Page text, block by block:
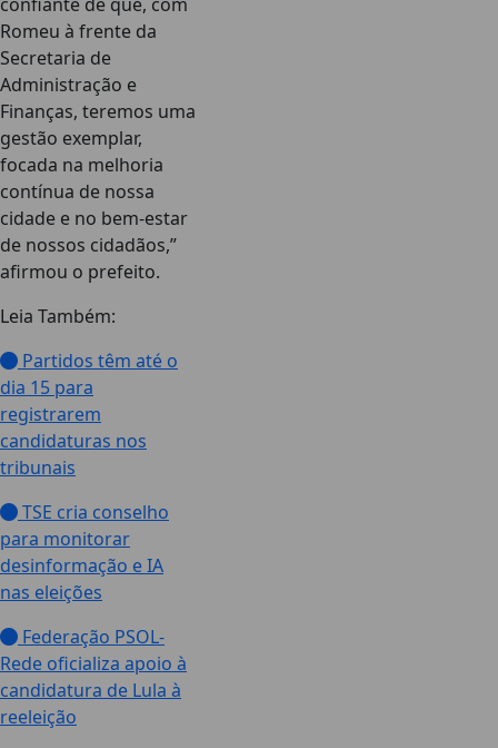
Romeu à frente da
Secretaria de
Administração e
Finanças, teremos uma
gestão exemplar,
focada na melhoria
contínua de nossa
cidade e no bem-estar
de nossos cidadãos,”
afirmou o prefeito.
Leia Também:
Partidos têm até o
dia 15 para
registrarem
candidaturas nos
tribunais
TSE cria conselho
para monitorar
desinformação e IA
nas eleições
Federação PSOL-
Rede oficializa apoio à
candidatura de Lula à
reeleição